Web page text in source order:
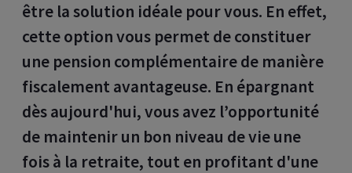
être la solution idéale pour vous. En effet,
cette option vous permet de constituer
une pension complémentaire de manière
fiscalement avantageuse. En épargnant
dès aujourd'hui, vous avez l’opportunité
de maintenir un bon niveau de vie une
fois à la retraite, tout en profitant d'une